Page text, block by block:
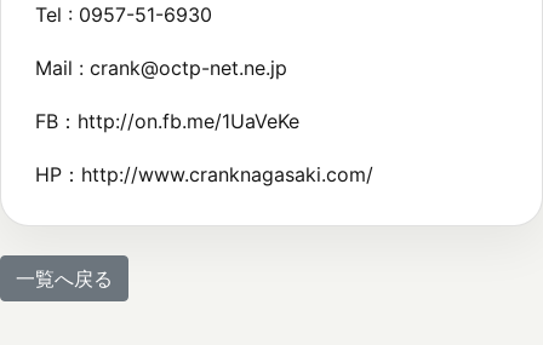
Tel : 0957-51-6930
Mail : crank@octp-net.ne.jp
FB：http://on.fb.me/1UaVeKe
HP：http://www.cranknagasaki.com/
一覧へ戻る